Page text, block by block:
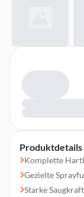
Produktdetails
Komplette
Gezielte
Starke